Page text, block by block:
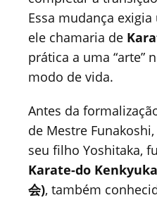
Essa mudança
ele chamaria de
prática a uma “arte”
modo de vida.
Antes da
de Mestre
seu filho Yoshitaka,
Karate-do
会), também